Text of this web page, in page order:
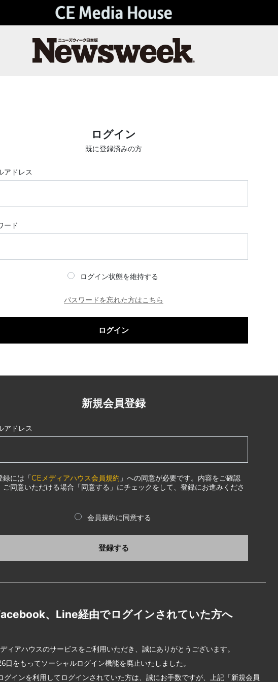
ログイン
既に登録済みの方
アドレス
ード
ログイン状態を維持する
パスワードを忘れた方はこちら
ログイン
新規会員登録
アドレス
録には「CEメディアハウス会員規約 」への同意が必要です。内容をご確認
ご同意いただける場合「同意する」にチェックをして、登録にお進みくださ
会員規約に同意する
登録する
、Line経由でログインされていた方へ
ィアハウスのサービスをご利用いただき、誠にありがとうございます。
日をもってソーシャルログイン機能を廃止いたしました。
グインを利用してログインされていた方は、誠にお手数ですが、上記「新規会員